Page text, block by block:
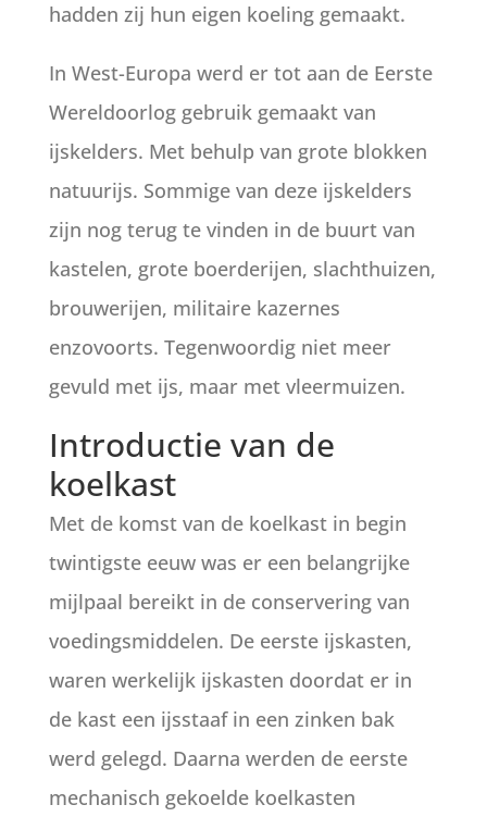
hadden zij hun eigen koeling gemaakt.
In West-Europa werd er tot aan de Eerste
Wereldoorlog gebruik gemaakt van
ijskelders. Met behulp van grote blokken
natuurijs. Sommige van deze ijskelders
zijn nog terug te vinden in de buurt van
kastelen, grote boerderijen, slachthuizen,
brouwerijen, militaire kazernes
enzovoorts. Tegenwoordig niet meer
gevuld met ijs, maar met vleermuizen.
Introductie van de
koelkast
Met de komst van de koelkast in begin
twintigste eeuw was er een belangrijke
mijlpaal bereikt in de conservering van
voedingsmiddelen. De eerste ijskasten,
waren werkelijk ijskasten doordat er in
de kast een ijsstaaf in een zinken bak
werd gelegd. Daarna werden de eerste
mechanisch gekoelde koelkasten